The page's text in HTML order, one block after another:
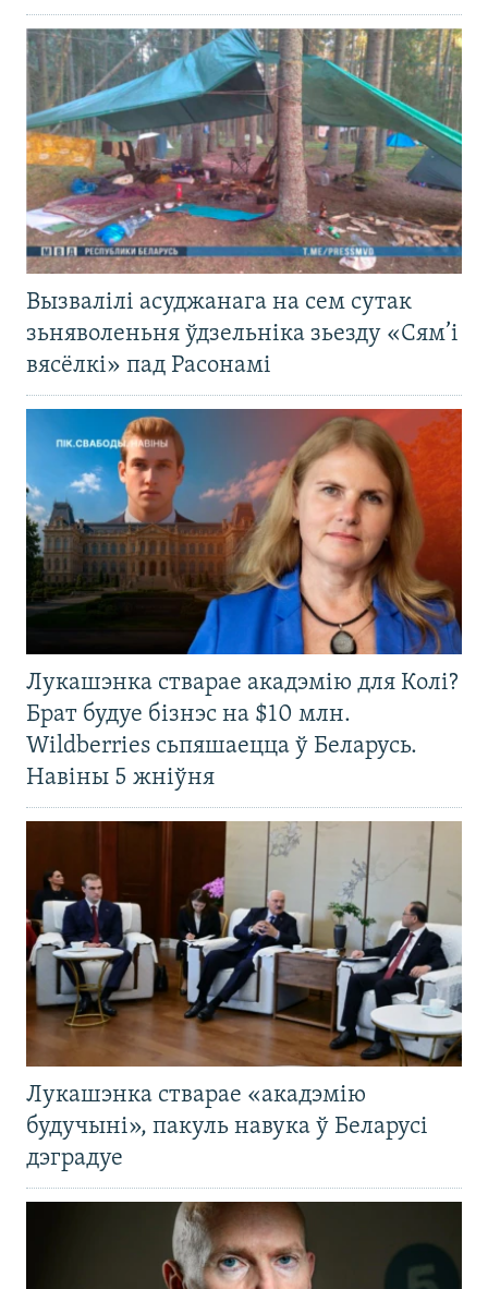
Вызвалілі асуджанага на сем сутак
зьняволеньня ўдзельніка зьезду «Сям’і
вясёлкі» пад Расонамі
Лукашэнка стварае акадэмію для Колі?
Брат будуе бізнэс на $10 млн.
Wildberries сьпяшаецца ў Беларусь.
Навіны 5 жніўня
Лукашэнка стварае «акадэмію
будучыні», пакуль навука ў Беларусі
дэградуе